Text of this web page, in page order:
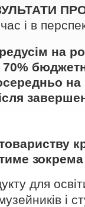
і в
на
на
для
і